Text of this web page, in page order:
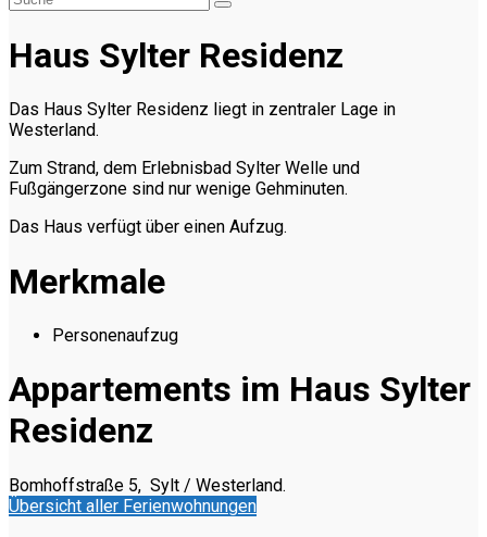
Haus Sylter Residenz
Das Haus Sylter Residenz liegt in zentraler Lage in
Westerland.
Zum Strand, dem Erlebnisbad Sylter Welle und
Fußgängerzone sind nur wenige Gehminuten.
Das Haus verfügt über einen Aufzug.
Merkmale
Personenaufzug
Appartements im Haus Sylter
Residenz
Bomhoffstraße 5, Sylt / Westerland.
Übersicht aller Ferienwohnungen